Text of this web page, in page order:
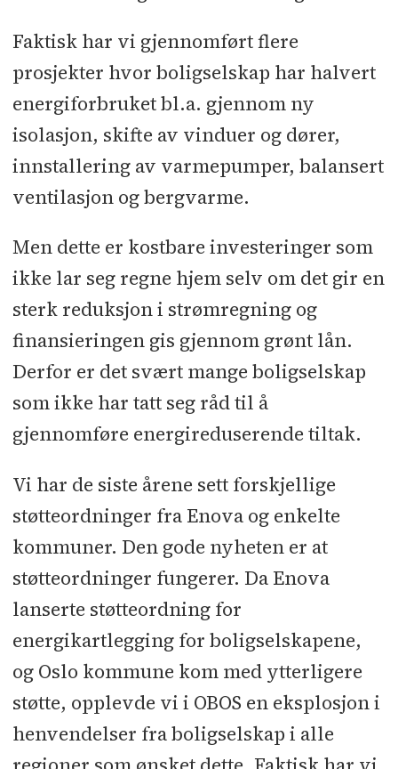
Faktisk har vi gjennomført flere
prosjekter hvor boligselskap har halvert
energiforbruket bl.a. gjennom ny
isolasjon, skifte av vinduer og dører,
innstallering av varmepumper, balansert
ventilasjon og bergvarme.
Men dette er kostbare investeringer som
ikke lar seg regne hjem selv om det gir en
sterk reduksjon i strømregning og
finansieringen gis gjennom grønt lån.
Derfor er det svært mange boligselskap
som ikke har tatt seg råd til å
gjennomføre energireduserende tiltak.
Vi har de siste årene sett forskjellige
støtteordninger fra Enova og enkelte
kommuner. Den gode nyheten er at
støtteordninger fungerer. Da Enova
lanserte støtteordning for
energikartlegging for boligselskapene,
og Oslo kommune kom med ytterligere
støtte, opplevde vi i OBOS en eksplosjon i
henvendelser fra boligselskap i alle